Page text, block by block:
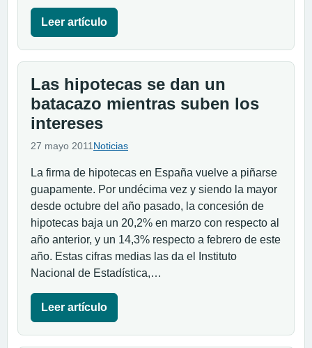
Leer artículo
Las hipotecas se dan un
batacazo mientras suben los
intereses
27 mayo 2011 Noticias
La firma de hipotecas en España vuelve a piñarse
guapamente. Por undécima vez y siendo la mayor
desde octubre del año pasado, la concesión de
hipotecas baja un 20,2% en marzo con respecto al
año anterior, y un 14,3% respecto a febrero de este
año. Estas cifras medias las da el Instituto
Nacional de Estadística,…
Leer artículo